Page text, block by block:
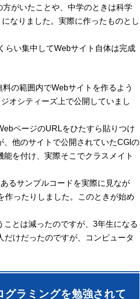
がいたことや、中学のときは科学
なりました。実際に作ったものとし
らい集中してWebサイト自体は完成
の範囲内でWebサイトを作るよう
オシティーズ上で公開していまし
ページのURLをひたすら貼りつけ
他のサイトで公開されていたCGIの
を付け、実際そこでクラスメイト
るサンプルコードを実際に見なが
作ったりしました。このときが始め
とは減ったのですが、3年生になる
けだったのですが、コンピュータ
ラミングを勉強されて